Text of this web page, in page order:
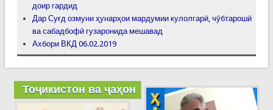
доир гардид
Дар Суғд озмуни ҳунарҳои мардумии кулолгарӣ, чӯбтарошӣ
ва сабадбофӣ гузаронида мешавад
Ахбори ВКД 06.02.2019
Тоҷикистон ва ҷаҳон